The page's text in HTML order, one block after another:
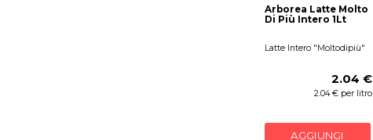
Arborea Latte Molto
Di Più Intero 1Lt
Latte Intero "Moltodipiù"
2.04 €
2.04 € per litro
AGGIUNGI